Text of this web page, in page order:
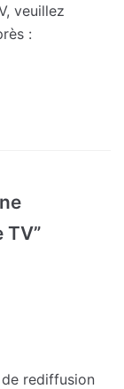
veuillez
:
TV”
rediffusion